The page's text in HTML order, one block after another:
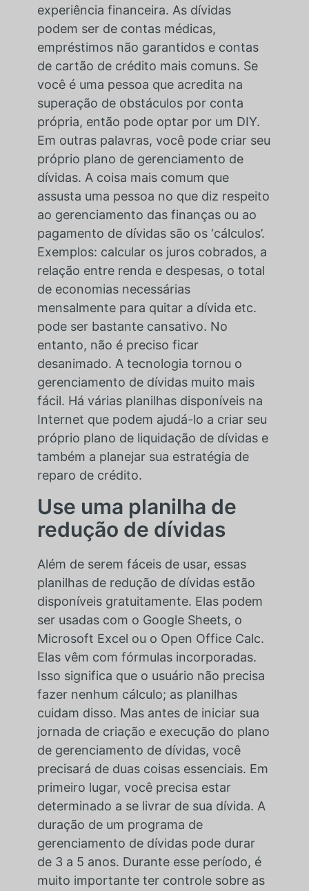
experiência financeira. As dívidas
podem ser de contas médicas,
empréstimos não garantidos e contas
de cartão de crédito mais comuns. Se
você é uma pessoa que acredita na
superação de obstáculos por conta
própria, então pode optar por um DIY.
Em outras palavras, você pode criar seu
próprio plano de gerenciamento de
dívidas. A coisa mais comum que
assusta uma pessoa no que diz respeito
ao gerenciamento das finanças ou ao
pagamento de dívidas são os ‘cálculos’.
Exemplos: calcular os juros cobrados, a
relação entre renda e despesas, o total
de economias necessárias
mensalmente para quitar a dívida etc.
pode ser bastante cansativo. No
entanto, não é preciso ficar
desanimado. A tecnologia tornou o
gerenciamento de dívidas muito mais
fácil. Há várias planilhas disponíveis na
Internet que podem ajudá-lo a criar seu
próprio plano de liquidação de dívidas e
também a planejar sua estratégia de
reparo de crédito.
Use uma planilha de
redução de dívidas
Além de serem fáceis de usar, essas
planilhas de redução de dívidas estão
disponíveis gratuitamente. Elas podem
ser usadas com o Google Sheets, o
Microsoft Excel ou o Open Office Calc.
Elas vêm com fórmulas incorporadas.
Isso significa que o usuário não precisa
fazer nenhum cálculo; as planilhas
cuidam disso. Mas antes de iniciar sua
jornada de criação e execução do plano
de gerenciamento de dívidas, você
precisará de duas coisas essenciais. Em
primeiro lugar, você precisa estar
determinado a se livrar de sua dívida. A
duração de um programa de
gerenciamento de dívidas pode durar
de 3 a 5 anos. Durante esse período, é
muito importante ter controle sobre as